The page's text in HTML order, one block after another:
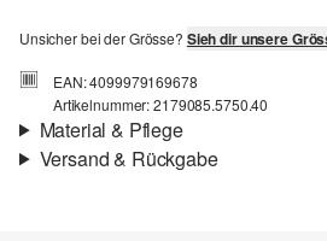
Unsicher bei der Grösse? Sieh dir unsere
EAN: 4099979169678
Artikelnummer: 2179085.5750.40
Material & Pflege
Versand & Rückgabe